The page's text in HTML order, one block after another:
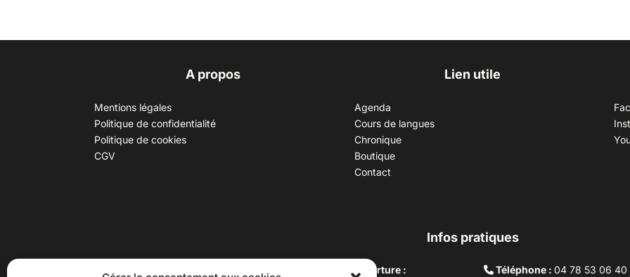
A propos
Mentions légales
Politique de confidentialité
Politique de cookies
CGV
Lien utile
Agenda
Cours de langues
Chronique
Boutique
Contact
Infos pratiques
Horaires d’ouverture : Téléphone :04 78 53 06 40